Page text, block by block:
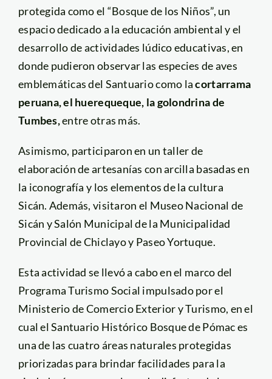
protegida como el “Bosque de los Niños”, un
espacio dedicado a la educación ambiental y el
desarrollo de actividades lúdico educativas, en
donde pudieron observar las especies de aves
emblemáticas del Santuario como lacortarrama
peruana, el huerequeque, la golondrina de
Tumbes,entre otras más.
Asimismo, participaron en un taller de
elaboración de artesanías con arcilla basadas en
la iconografía y los elementos de la cultura
Sicán. Además, visitaron el Museo Nacional de
Sicán y Salón Municipal de la Municipalidad
Provincial de Chiclayo y Paseo Yortuque.
Esta actividad se llevó a cabo en el marco del
Programa Turismo Social impulsado por el
Ministerio de Comercio Exterior y Turismo, en el
cual el Santuario Histórico Bosque de Pómac es
una de las cuatro áreas naturales protegidas
priorizadas para brindar facilidades para la